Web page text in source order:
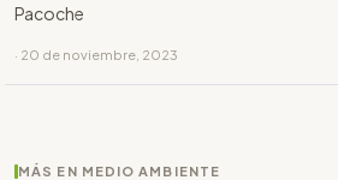
Pacoche
· 20 de noviembre, 2023
MÁS EN MEDIO AMBIENTE